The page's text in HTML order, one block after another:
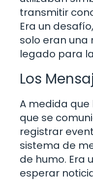
transmitir
Era un
solo eran una
legado para
Los
A medida que
que se
registrar
sistema de
de humo. Era
esperar